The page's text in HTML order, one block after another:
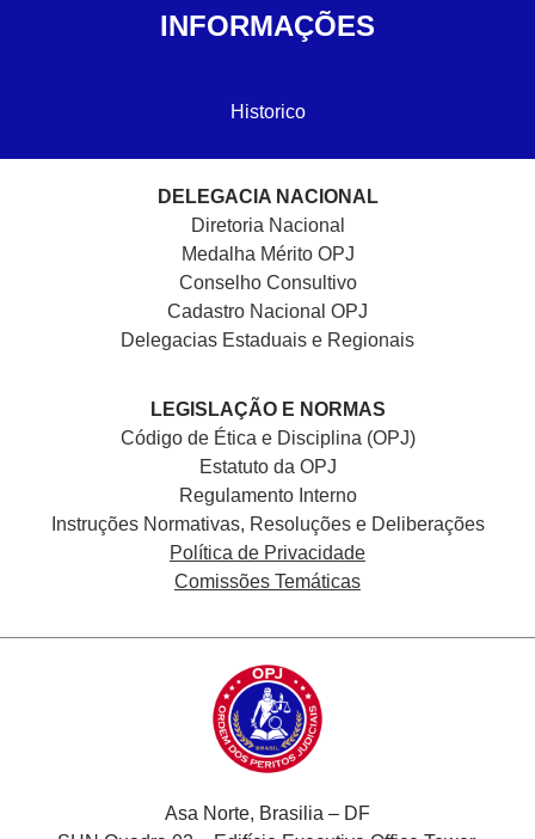
INFORMAÇÕES
Historico
DELEGACIA NACIONAL
Diretoria Nacional
Medalha Mérito OPJ
Conselho Consultivo
Cadastro Nacional OPJ
Delegacias Estaduais e Regionais
LEGISLAÇÃO E NORMAS
Código de Ética e Disciplina (OPJ)
Estatuto da OPJ
Regulamento Interno
Instruções Normativas, Resoluções e Deliberações
Política de Privacidade
Comissões Temáticas
Asa Norte, Brasilia – DF